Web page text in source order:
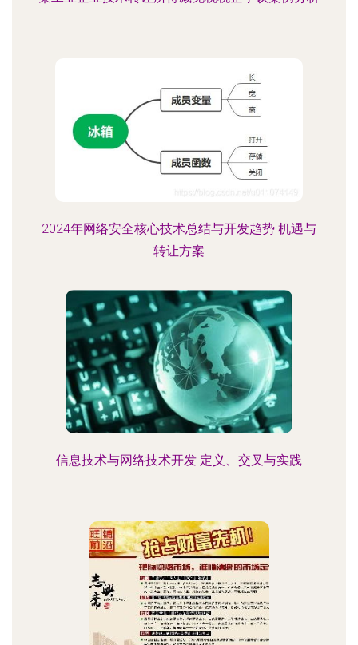
2024年网络安全核心技术总结与开发趋势 机遇与
转让方案
信息技术与网络技术开发 定义、交叉与实践